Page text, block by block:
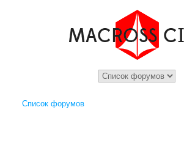
Список форумов